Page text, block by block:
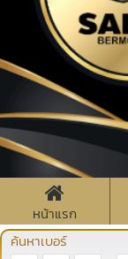
หน้าแรก
ค้นหาเบอร์